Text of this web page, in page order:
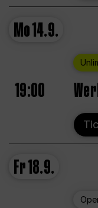
Mo14.9.
19:00
Fr18.9.